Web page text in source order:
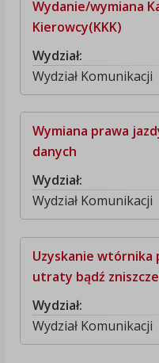
Wydanie/wymiana
Kierowcy(KKK)
Wydział:
Wydział Komunikacji
Wymiana prawa
danych
Wydział:
Wydział Komunikacji
Uzyskanie wtórnika
utraty bądź
Wydział:
Wydział Komunikacji